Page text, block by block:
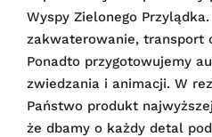
Wyspy Zielonego
zakwaterowanie, transport
Ponadto przygotowujemy
zwiedzania i animacji. W
Państwo produkt
że dbamy o każdy detal